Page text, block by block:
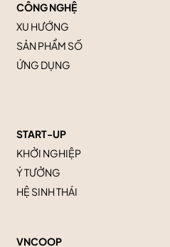
CÔNG NGHỆ
XU HƯỚNG
SẢN PHẨM SỐ
ỨNG DỤNG
START-UP
KHỞI NGHIỆP
Ý TƯỞNG
HỆ SINH THÁI
VNCOOP